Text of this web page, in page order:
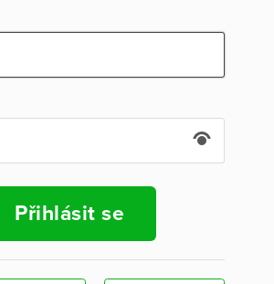
Přihlásit se